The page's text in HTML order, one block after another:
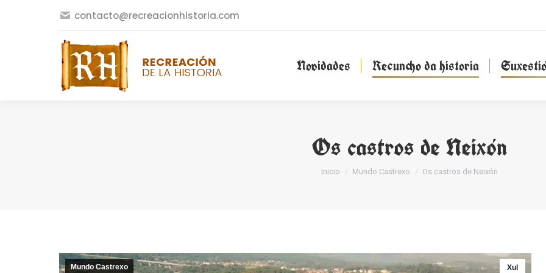
contacto@recreacionhistoria.com
Novidades Recuncho da historia
Os castros de Neixón
You are here:
Inicio Mundo Castrexo Os castros de Neixón
Xul
Mundo Castrexo
Novidades Recuncho da historia